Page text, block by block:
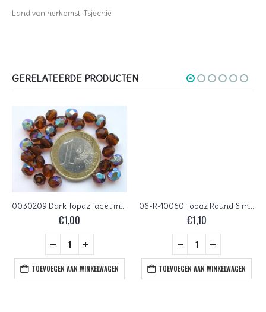
Land van herkomst: Tsjechië
GERELATEERDE PRODUCTEN
0030209 Dark Topaz facet met AB 6 mm.
€1,00
TOEVOEGEN AAN WINKELWAGEN
08-R-10060 Topaz Round 8 mm 25 Pc.
€1,10
TOEVOEGEN AAN WINKELWAGEN